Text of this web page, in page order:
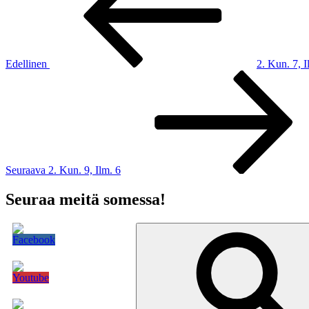
Edellinen
2. Kun. 7,
Seuraava 2. Kun. 9, Ilm. 6
Seuraa meitä somessa!
Etsi: